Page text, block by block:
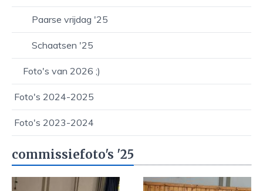
Paarse vrijdag '25
Schaatsen '25
Foto's van 2026 ;)
Foto's 2024-2025
Foto's 2023-2024
commissiefoto's '25